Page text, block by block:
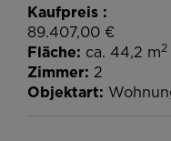
Kaufpreis
89.407,00 €
Fläche ca. 44,2 m2
Zimmer 2
Objektart